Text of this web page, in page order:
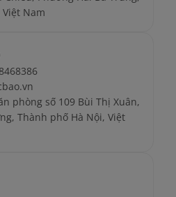
Nam
phòng số 109 Bùi Thị Xuân,
Thành phố Hà Nội, Việt